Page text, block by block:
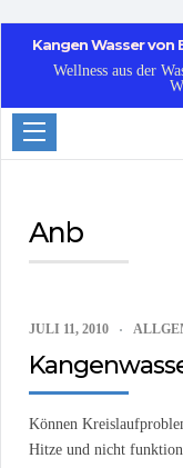
Kangen Wasser von
Wellness aus der
Anb
JULI 11, 2010
Können
Hitze und nicht